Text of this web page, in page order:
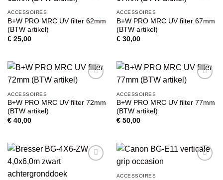
WENSENLIJST
ACCESSOIRES
B+W PRO MRC UV filter 62mm
(BTW artikel)
€25,00
WENSENLIJST
ACCESSOIRES
B+W PRO MRC UV filter 67mm
(BTW artikel)
€30,00
WENSENLIJST
ACCESSOIRES
B+W PRO MRC UV filter 72mm
(BTW artikel)
€40,00
WENSENLIJST
ACCESSOIRES
B+W PRO MRC UV filter 77mm
(BTW artikel)
€50,00
VOEG TOE
ACCESSOIRES